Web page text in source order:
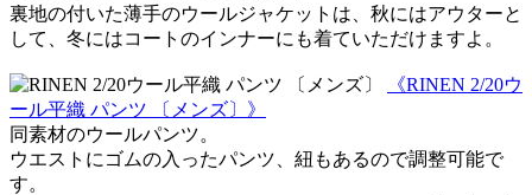
裏地の付いた薄手のウールジャケットは、秋にはアウターと
して、冬にはコートのインナーにも着ていただけますよ。
《RINEN 2/20ウ
ール平織 パンツ 〔メンズ〕》
同素材のウールパンツ。
ウエストにゴムの入ったパンツ、紐もあるので調整可能で
す。